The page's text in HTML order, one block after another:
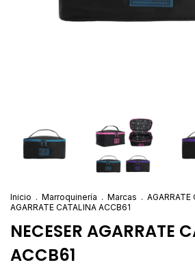
Inicio . Marroquinería . Marcas . AGARRATE
AGARRATE CATALINA ACCB61
NECESER AGARRATE
ACCB61